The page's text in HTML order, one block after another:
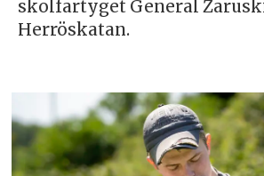
skolfartyget General
Herröskatan.